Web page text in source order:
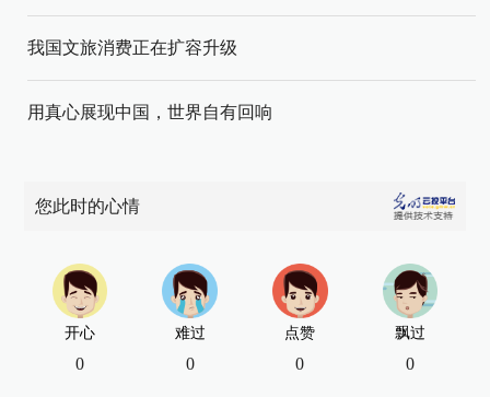
我国文旅消费正在扩容升级
用真心展现中国，世界自有回响
您此时的心情
开心
0
难过
0
点赞
0
飘过
0